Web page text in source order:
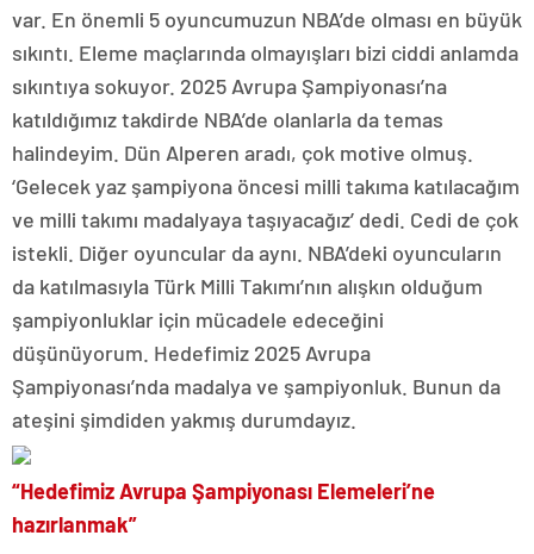
var. En önemli 5 oyuncumuzun NBA’de olması en büyük
sıkıntı. Eleme maçlarında olmayışları bizi ciddi anlamda
sıkıntıya sokuyor. 2025 Avrupa Şampiyonası’na
katıldığımız takdirde NBA’de olanlarla da temas
halindeyim. Dün Alperen aradı, çok motive olmuş.
‘Gelecek yaz şampiyona öncesi milli takıma katılacağım
ve milli takımı madalyaya taşıyacağız’ dedi. Cedi de çok
istekli. Diğer oyuncular da aynı. NBA’deki oyuncuların
da katılmasıyla Türk Milli Takımı’nın alışkın olduğum
şampiyonluklar için mücadele edeceğini
düşünüyorum. Hedefimiz 2025 Avrupa
Şampiyonası’nda madalya ve şampiyonluk. Bunun da
ateşini şimdiden yakmış durumdayız.
“Hedefimiz Avrupa Şampiyonası Elemeleri’ne
hazırlanmak”